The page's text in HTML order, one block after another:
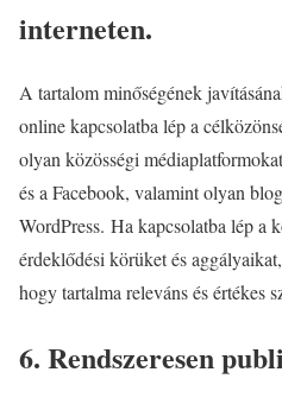
interneten.
A tartalom minőségének
online kapcsolatba lép a
olyan közösségi
és a Facebook, valamint olyan
WordPress. Ha kapcsolatba lép a
érdeklődési körüket és
hogy tartalma releváns és értékes
6. Rendszeresen